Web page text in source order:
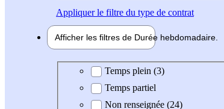
Appliquerle filtre du type de contrat
Afficher les filtres de Durée hebdomadaire
Durée hebdomadaire
Temps plein (3)
Temps partiel
Non renseignée (24)